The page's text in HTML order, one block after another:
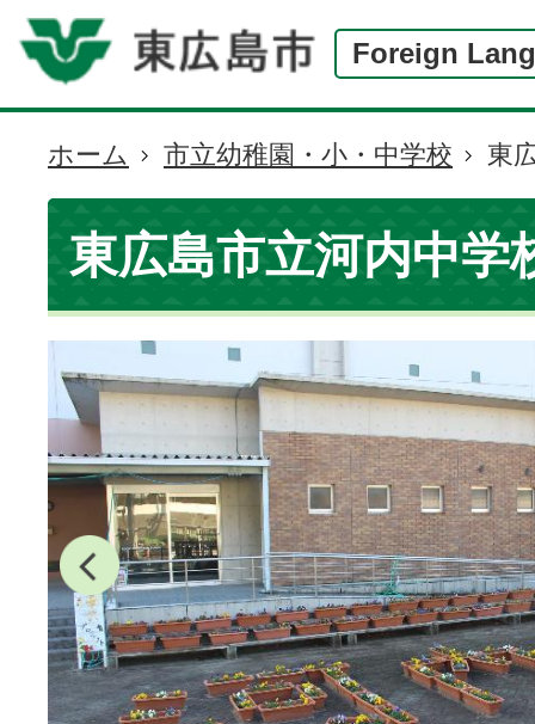
Foreign
現
在
の
位
置
ホーム 市立幼稚園・小・中学校 東
東広島市立河内中学